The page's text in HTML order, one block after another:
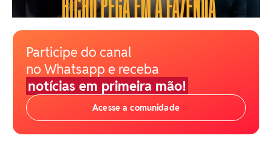
Participe do canal
no Whatsapp e receba
notícias em primeira mão!
Acesse a comunidade